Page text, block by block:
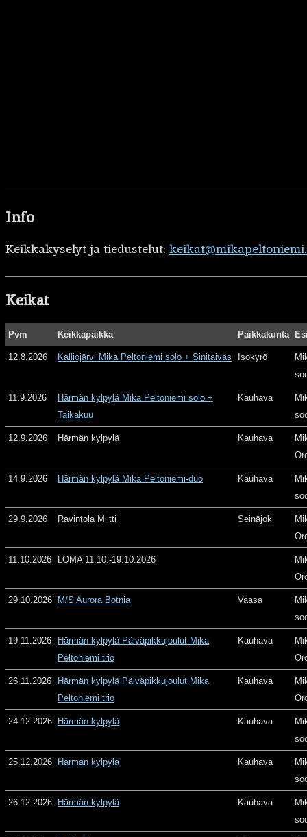
Info
Keikkakyselyt ja tiedustelut:
Keikat
Pvm Keikkapaikka Paikkakunta
12.8.2026 Kalliojärvi Mika Peltoniemi solo + Sinitaivas Isokyrö
11.9.2026
Härmän kylpylä Mika Peltoniemi solo +
Taikakuu
Kauhava
12.9.2026 Härmän kylpylä Kauhava
14.9.2026 Härmän kylpylä Mika Peltoniemi-duo Kauhava
29.9.2026 Ravintola Miitti Seinäjoki
11.10.2026 LOMA 11.10.-19.10.2026
29.10.2026 M/S Aurora Botnia Vaasa
19.11.2026
Härmän kylpylä Päiväpikkujoulut Mika
Peltoniemi trio
Kauhava
26.11.2026
Härmän kylpylä Päiväpikkujoulut Mika
Peltoniemi trio
Kauhava
24.12.2026 Härmän kylpylä Kauhava
25.12.2026 Härmän kylpylä Kauhava
26.12.2026 Härmän kylpylä Kauhava